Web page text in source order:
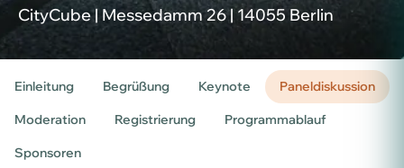
CityCube | Messedamm 26 | 14055 Berlin
Einleitung Begrüßung Keynote Paneldiskussion
Moderation Registrierung Programmablauf
Sponsoren